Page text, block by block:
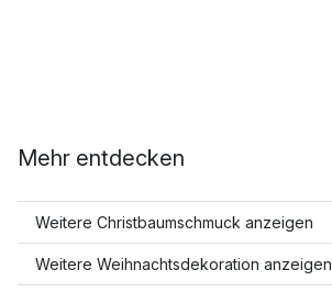
Mehr entdecken
Weitere Christbaumschmuck anzeigen
Weitere Weihnachtsdekoration anzeigen